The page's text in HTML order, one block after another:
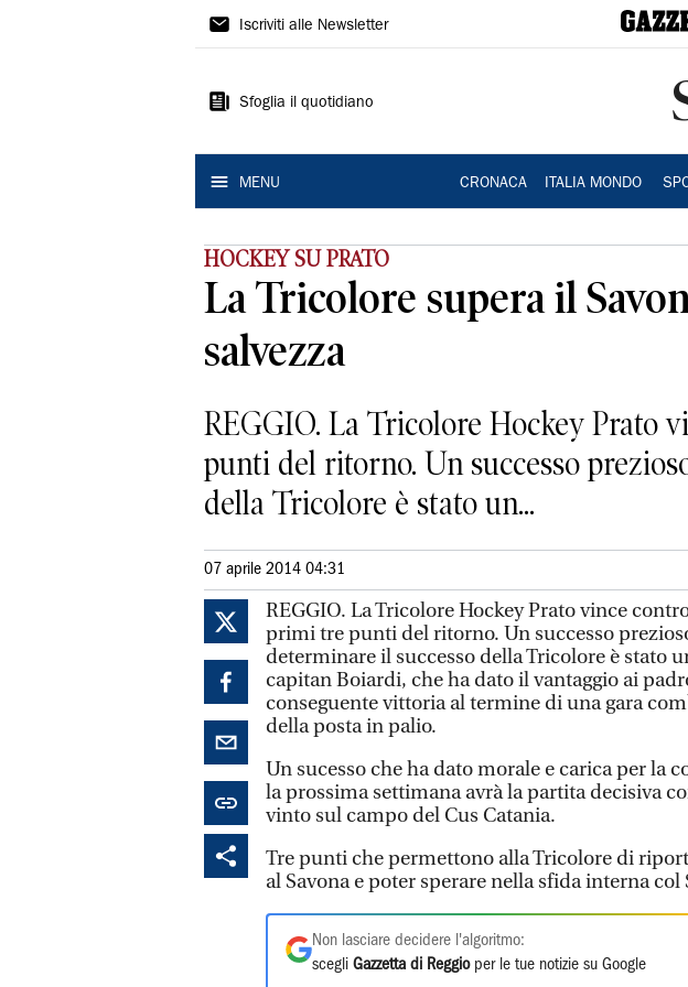
Gazzetta
Reggio
Iscriviti alle Newsletter
Sfoglia il quotidiano
MENU CRONACA ITALIA MONDO
HOCKEY SU PRATO
La Tricolore supera il
salvezza
REGGIO. La Tricolore Hockey Prato
punti del ritorno. Un successo
della Tricolore è stato un...
07 aprile 2014 04:31
REGGIO. La Tricolore Hockey Prato vince
primi tre punti del ritorno. Un successo
determinare il successo della Tricolore è stato
capitan Boiardi, che ha dato il vantaggio ai
conseguente vittoria al termine di una gara
della posta in palio.
Un sucesso che ha dato morale e carica per la
la prossima settimana avrà la partita decisiva
vinto sul campo del Cus Catania.
Tre punti che permettono alla Tricolore di
al Savona e poter sperare nella sfida interna col
Non lasciare decidere l'algoritmo:
scegli Gazzetta di Reggioper le tue notizie su Google